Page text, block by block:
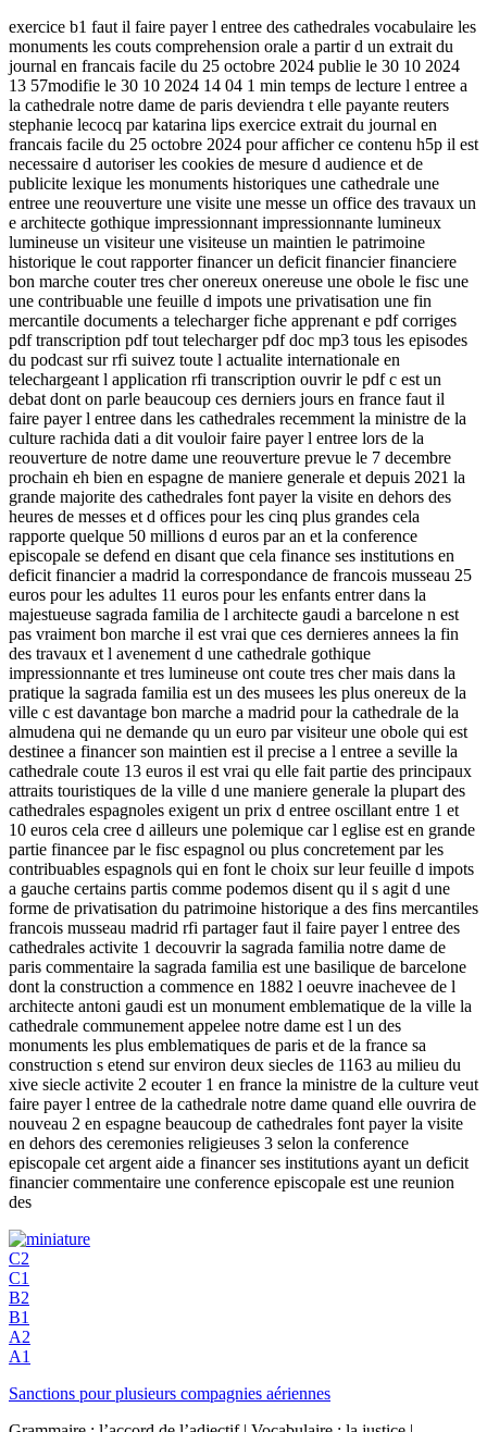
exercice b1 faut il faire payer l entree des cathedrales vocabulaire les
monuments les couts comprehension orale a partir d un extrait du
journal en francais facile du 25 octobre 2024 publie le 30 10 2024
13 57modifie le 30 10 2024 14 04 1 min temps de lecture l entree a
la cathedrale notre dame de paris deviendra t elle payante reuters
stephanie lecocq par katarina lips exercice extrait du journal en
francais facile du 25 octobre 2024 pour afficher ce contenu h5p il est
necessaire d autoriser les cookies de mesure d audience et de
publicite lexique les monuments historiques une cathedrale une
entree une reouverture une visite une messe un office des travaux un
e architecte gothique impressionnant impressionnante lumineux
lumineuse un visiteur une visiteuse un maintien le patrimoine
historique le cout rapporter financer un deficit financier financiere
bon marche couter tres cher onereux onereuse une obole le fisc une
une contribuable une feuille d impots une privatisation une fin
mercantile documents a telecharger fiche apprenant e pdf corriges
pdf transcription pdf tout telecharger pdf doc mp3 tous les episodes
du podcast sur rfi suivez toute l actualite internationale en
telechargeant l application rfi transcription ouvrir le pdf c est un
debat dont on parle beaucoup ces derniers jours en france faut il
faire payer l entree dans les cathedrales recemment la ministre de la
culture rachida dati a dit vouloir faire payer l entree lors de la
reouverture de notre dame une reouverture prevue le 7 decembre
prochain eh bien en espagne de maniere generale et depuis 2021 la
grande majorite des cathedrales font payer la visite en dehors des
heures de messes et d offices pour les cinq plus grandes cela
rapporte quelque 50 millions d euros par an et la conference
episcopale se defend en disant que cela finance ses institutions en
deficit financier a madrid la correspondance de francois musseau 25
euros pour les adultes 11 euros pour les enfants entrer dans la
majestueuse sagrada familia de l architecte gaudi a barcelone n est
pas vraiment bon marche il est vrai que ces dernieres annees la fin
des travaux et l avenement d une cathedrale gothique
impressionnante et tres lumineuse ont coute tres cher mais dans la
pratique la sagrada familia est un des musees les plus onereux de la
ville c est davantage bon marche a madrid pour la cathedrale de la
almudena qui ne demande qu un euro par visiteur une obole qui est
destinee a financer son maintien est il precise a l entree a seville la
cathedrale coute 13 euros il est vrai qu elle fait partie des principaux
attraits touristiques de la ville d une maniere generale la plupart des
cathedrales espagnoles exigent un prix d entree oscillant entre 1 et
10 euros cela cree d ailleurs une polemique car l eglise est en grande
partie financee par le fisc espagnol ou plus concretement par les
contribuables espagnols qui en font le choix sur leur feuille d impots
a gauche certains partis comme podemos disent qu il s agit d une
forme de privatisation du patrimoine historique a des fins mercantiles
francois musseau madrid rfi partager faut il faire payer l entree des
cathedrales activite 1 decouvrir la sagrada familia notre dame de
paris commentaire la sagrada familia est une basilique de barcelone
dont la construction a commence en 1882 l oeuvre inachevee de l
architecte antoni gaudi est un monument emblematique de la ville la
cathedrale communement appelee notre dame est l un des
monuments les plus emblematiques de paris et de la france sa
construction s etend sur environ deux siecles de 1163 au milieu du
xive siecle activite 2 ecouter 1 en france la ministre de la culture veut
faire payer l entree de la cathedrale notre dame quand elle ouvrira de
nouveau 2 en espagne beaucoup de cathedrales font payer la visite
en dehors des ceremonies religieuses 3 selon la conference
episcopale cet argent aide a financer ses institutions ayant un deficit
financier commentaire une conference episcopale est une reunion
des
C2
C1
B2
B1
A2
A1
Sanctions pour plusieurs compagnies aériennes